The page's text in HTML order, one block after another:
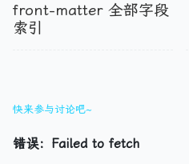
front-matter 全部字段
索引
快来参与讨论吧~